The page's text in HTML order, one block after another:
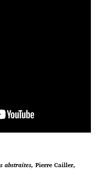
abstraites, Pierre Cailler,